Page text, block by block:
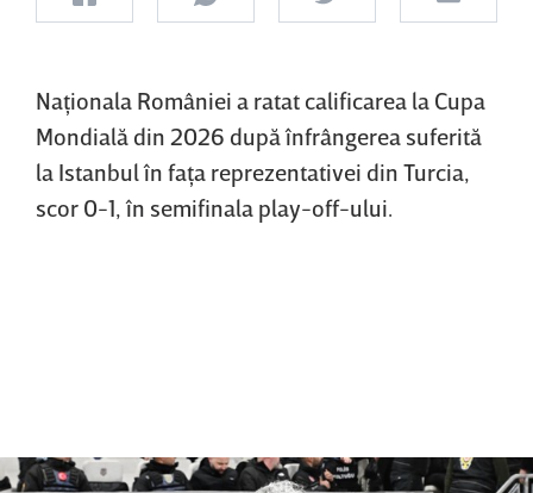
Naţionala României a ratat calificarea la Cupa
Mondială din 2026 după înfrângerea suferită
la Istanbul în faţa reprezentativei din Turcia,
scor 0-1, în semifinala play-off-ului.